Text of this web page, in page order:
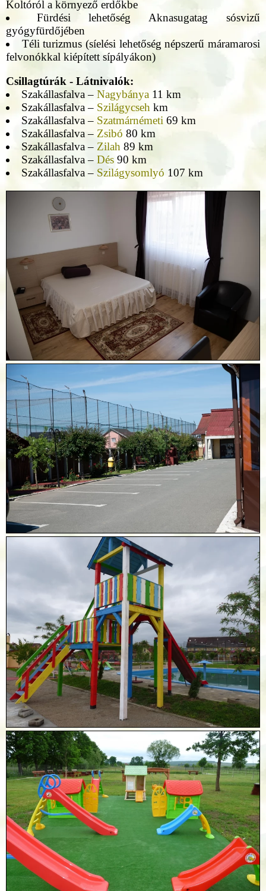
Koltóról a környező erdőkbe
Fürdési lehetőség Aknasugatag sósvizű
gyógyfürdőjében
Téli turizmus (síelési lehetőség népszerű máramarosi
felvonókkal kiépített sípályákon)
Csillagtúrák - Látnivalók:
Szakállasfalva – Nagybánya11 km
Szakállasfalva – Szilágycseh km
Szakállasfalva – Szatmárnémeti 69 km
Szakállasfalva – Zsibó 80 km
Szakállasfalva – Zilah 89 km
Szakállasfalva – Dés90 km
Szakállasfalva – Szilágysomlyó 107 km